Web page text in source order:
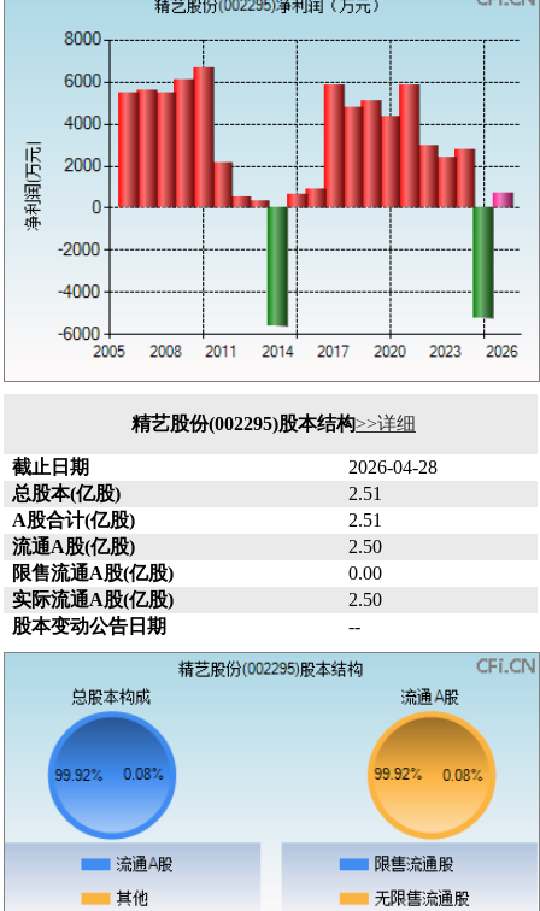
精艺股份(002295)股本结构>>详细
截止日期
2026-04-28
总股本(亿股)
2.51
A股合计(亿股)
2.51
流通A股(亿股)
2.50
限售流通A股(亿股)
0.00
实际流通A股(亿股)
2.50
股本变动公告日期
--